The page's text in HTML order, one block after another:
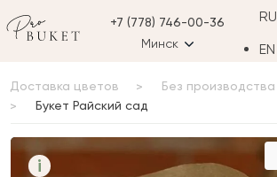
+7 (778) 746-00-36
Минск
RU
EN
Доставка цветов
Без производства
Букет Райский сад
i Букет Райский сад